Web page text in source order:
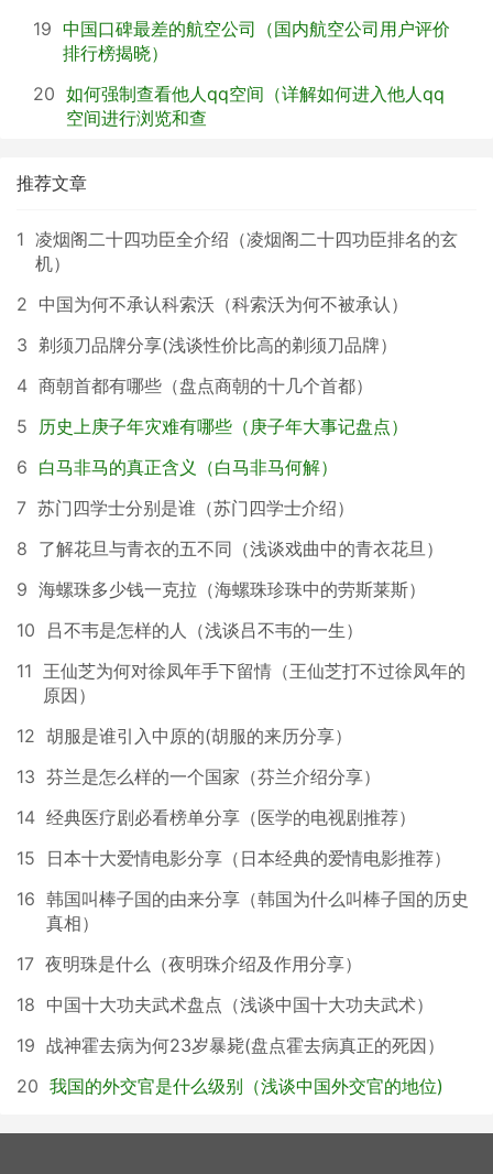
19 中国口碑最差的航空公司（国内航空公司用户评价
排行榜揭晓）
20 如何强制查看他人qq空间（详解如何进入他人qq
空间进行浏览和查
推荐文章
1 凌烟阁二十四功臣全介绍（凌烟阁二十四功臣排名的玄
机）
2 中国为何不承认科索沃（科索沃为何不被承认）
3 剃须刀品牌分享(浅谈性价比高的剃须刀品牌）
4 商朝首都有哪些（盘点商朝的十几个首都）
5
历史上庚子年灾难有哪些（庚子年大事记盘点）
6 白马非马的真正含义（白马非马何解）
7 苏门四学士分别是谁（苏门四学士介绍）
8 了解花旦与青衣的五不同（浅谈戏曲中的青衣花旦）
9 海螺珠多少钱一克拉（海螺珠珍珠中的劳斯莱斯）
10
吕不韦是怎样的人（浅谈吕不韦的一生）
11 王仙芝为何对徐凤年手下留情（王仙芝打不过徐凤年的
原因）
12 胡服是谁引入中原的(胡服的来历分享）
13 芬兰是怎么样的一个国家（芬兰介绍分享）
14 经典医疗剧必看榜单分享（医学的电视剧推荐）
15
日本十大爱情电影分享（日本经典的爱情电影推荐）
16 韩国叫棒子国的由来分享（韩国为什么叫棒子国的历史
真相）
17 夜明珠是什么（夜明珠介绍及作用分享）
18 中国十大功夫武术盘点（浅谈中国十大功夫武术）
19 战神霍去病为何23岁暴毙(盘点霍去病真正的死因）
20 我国的外交官是什么级别（浅谈中国外交官的地位)